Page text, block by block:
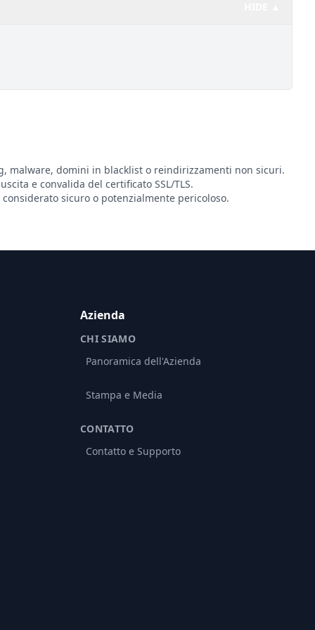
malware, domini in blacklist o reindirizzamenti non sicuri.
e convalida del certificato SSL/TLS.
considerato sicuro o potenzialmente pericoloso.
Azienda
CHI SIAMO
Panoramica dell'Azienda
Stampa e Media
CONTATTO
Contatto e Supporto